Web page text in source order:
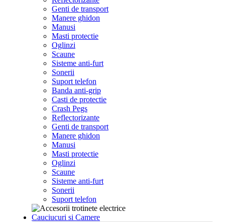
Genti de transport
Manere ghidon
Manusi
Masti protectie
Oglinzi
Scaune
Sisteme anti-furt
Sonerii
Suport telefon
Banda anti-grip
Casti de protectie
Crash Pegs
Reflectorizante
Genti de transport
Manere ghidon
Manusi
Masti protectie
Oglinzi
Scaune
Sisteme anti-furt
Sonerii
Suport telefon
Cauciucuri si Camere